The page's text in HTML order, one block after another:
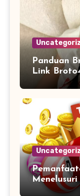
Panduan
Link
Angka